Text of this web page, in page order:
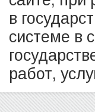
в
системе в
работ,